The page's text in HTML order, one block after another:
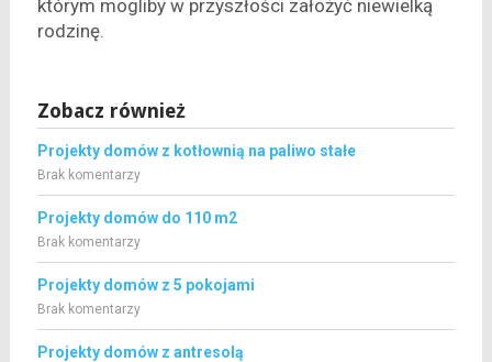
którym mogliby w przyszłości założyć niewielką
rodzinę.
Zobacz również
Projekty domów z kotłownią na paliwo stałe
Brak komentarzy
Projekty domów do 110 m2
Brak komentarzy
Projekty domów z 5 pokojami
Brak komentarzy
Projekty domów z antresolą